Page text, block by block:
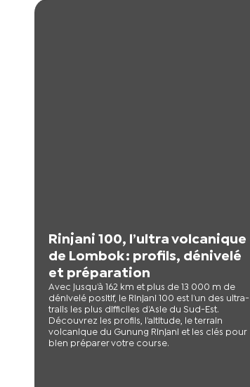
Rinjani 100, l’ultra volcanique
de Lombok : profils, dénivelé
et préparation
Avec jusqu’à 162 km et plus de 13 000 m de
dénivelé positif, le Rinjani 100 est l’un des ultra-
trails les plus difficiles d’Asie du Sud-Est.
Découvrez les profils, l’altitude, le terrain
volcanique du Gunung Rinjani et les clés pour
bien préparer votre course.